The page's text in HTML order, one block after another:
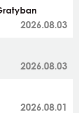
2026.08.03
2026.08.03
2026.08.01